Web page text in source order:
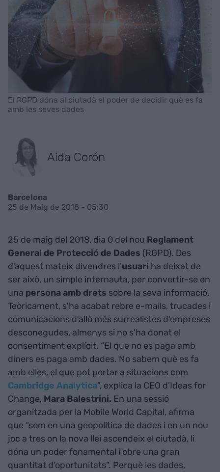
El RGPD dóna al ciutadà el poder de decidir què es fa
amb les seves dades
Aida Corón
Barcelona
25 de Maig de 2018 - 05:30
25 de maig del 2018, dia 0 del nou Reglament
General de Protecció de Dades (RGPD). Des
d'aquest mateix divendres l'usuari ha deixat de
ser això, un simple internauta, per convertir-se en
una persona amb drets sobre la seva informació.
Teòricament, s'ha acabat rebre e-mails, trucades i
comunicacions d'allò més surrealistes d'empreses
desconegudes, almenys si no s'ha donat el
consentiment explícit. “El que no es paga amb
diners es paga amb dades. No sabem què es fa
amb elles, el que pot portar a situacions com
Cambridge Analytica”, explica la CEO d’Ideas for
Change, Mara Balestrini. En una sessió
organitzada per la Mobile World Capital, afirma
que “som en una geopolítica de dades i en un nou
joc a tres on la nova llei ascendeix el ciutadà, li
dóna un poder fonamental i obre una gran
quantitat d’oportunitats”. Perquè les dades,